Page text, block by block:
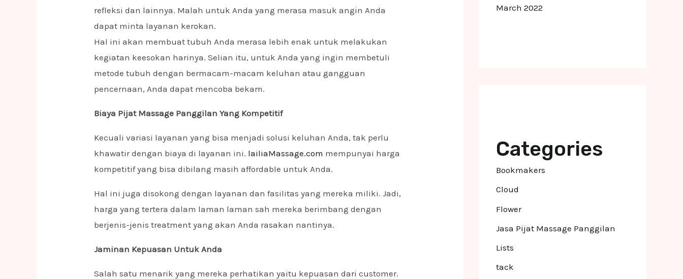
refleksi dan lainnya. Malah untuk Anda yang merasa masuk angin Anda
dapat minta layanan kerokan.
Hal ini akan membuat tubuh Anda merasa lebih enak untuk melakukan
kegiatan keesokan harinya. Selian itu, untuk Anda yang ingin membetuli
metode tubuh dengan bermacam-macam keluhan atau gangguan
pencernaan, Anda dapat mencoba bekam.
Biaya Pijat Massage Panggilan Yang Kompetitif
Kecuali variasi layanan yang bisa menjadi solusi keluhan Anda, tak perlu
khawatir dengan biaya di layanan ini. lailiaMassage.com mempunyai harga
kompetitif yang bisa dibilang masih affordable untuk Anda.
Hal ini juga disokong dengan layanan dan fasilitas yang mereka miliki. Jadi,
harga yang tertera dalam laman laman sah mereka berimbang dengan
berjenis-jenis treatment yang akan Anda rasakan nantinya.
Jaminan Kepuasan Untuk Anda
Salah satu menarik yang mereka perhatikan yaitu kepuasan dari customer.
March 2022
Categories
Bookmakers
Cloud
Flower
Jasa Pijat Massage Panggilan
Lists
tack